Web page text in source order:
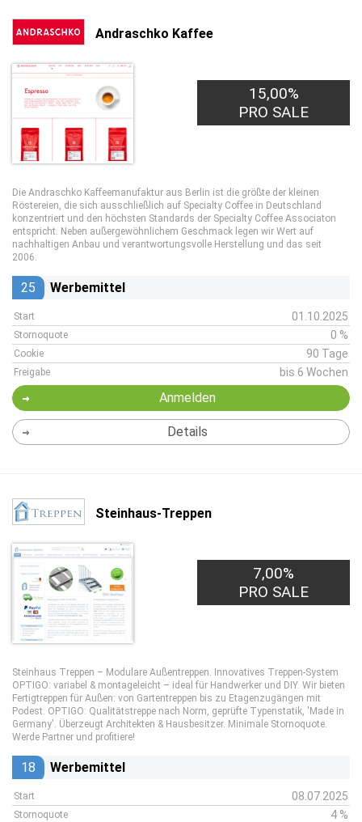
Andraschko Kaffee
15,00%
PRO SALE
Die Andraschko Kaffeemanufaktur aus Berlin ist die größte der kleinen
Röstereien, die sich ausschließlich auf Specialty Coffee in Deutschland
konzentriert und den höchsten Standards der Specialty Coffee Associaton
entspricht. Neben außergewöhnlichem Geschmack legen wir Wert auf
nachhaltigen Anbau und verantwortungsvolle Herstellung und das seit
2006.
25 Werbemittel
Start 01.10.2025
Stornoquote 0 %
Cookie 90 Tage
Freigabe bis 6 Wochen
Anmelden
Details
Steinhaus-Treppen
7,00%
PRO SALE
Steinhaus Treppen – Modulare Außentreppen. Innovatives Treppen-System
OPTIGO: variabel & montageleicht – ideal für Handwerker und DIY. Wir bieten
Fertigtreppen für Außen: von Gartentreppen bis zu Etagenzugängen mit
Podest. OPTIGO: Qualitätstreppe nach Norm, geprüfte Typenstatik, 'Made in
Germany'. Überzeugt Architekten & Hausbesitzer. Minimale Stornoquote.
Werde Partner und profitiere!
18 Werbemittel
Start 08.07.2025
Stornoquote 4 %